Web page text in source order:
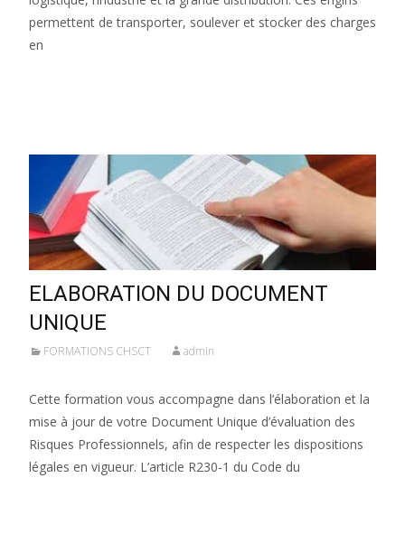
permettent de transporter, soulever et stocker des charges
en
ELABORATION DU DOCUMENT
UNIQUE
FORMATIONS CHSCT admin
Cette formation vous accompagne dans l’élaboration et la
mise à jour de votre Document Unique d’évaluation des
Risques Professionnels, afin de respecter les dispositions
légales en vigueur. L’article R230-1 du Code du